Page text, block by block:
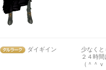
ダイギイン
少なく
２４時
（＾＾ｖ